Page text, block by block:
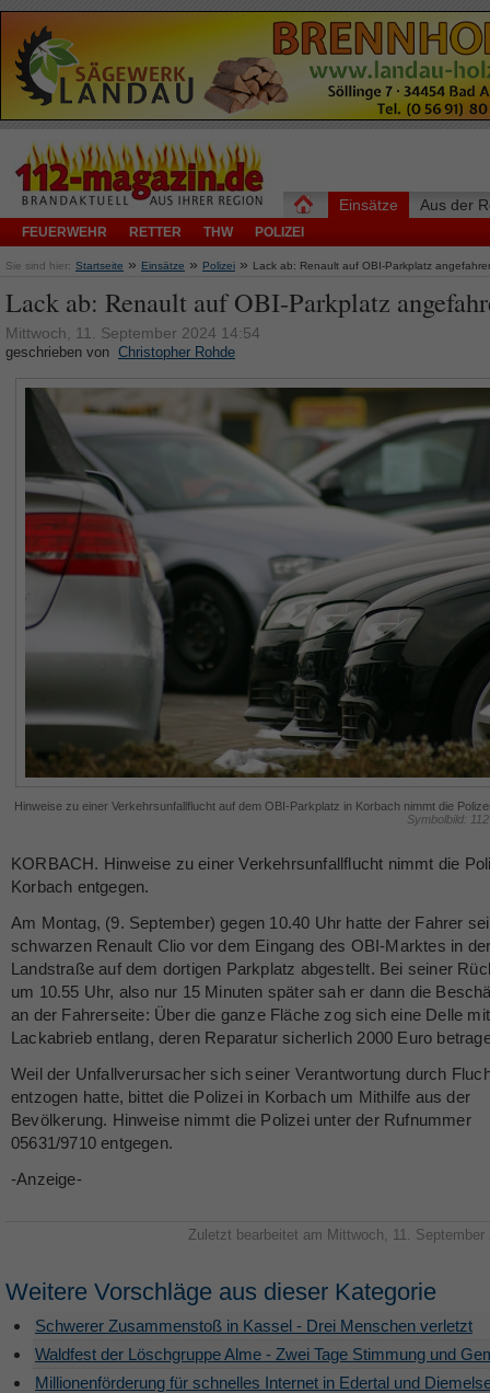
Einsätze
FEUERWEHR RETTER THW POLIZEI
Aus der
Sie sind hier: Startseite » Einsätze » Polizei » Lack ab: Renault auf OBI-Parkplatz
Lack ab: Renault auf OBI-Parkplatz
Mittwoch, 11. September 2024 14:54
geschrieben von Christopher Rohde
Hinweise zu einer Verkehrsunfallflucht auf dem OBI-Parkplatz in Korbach nimmt die
Symbolbild:
KORBACH. Hinweise zu einer Verkehrsunfallflucht nimmt die
Korbach entgegen.
Am Montag, (9. September) gegen 10.40 Uhr hatte der Fahrer
schwarzen Renault Clio vor dem Eingang des OBI-Marktes in
Landstraße auf dem dortigen Parkplatz abgestellt. Bei seiner
um 10.55 Uhr, also nur 15 Minuten später sah er dann die
an der Fahrerseite: Über die ganze Fläche zog sich eine Delle mit
Lackabrieb entlang, deren Reparatur sicherlich 2000 Euro
Weil der Unfallverursacher sich seiner Verantwortung durch
entzogen hatte, bittet die Polizei in Korbach um Mithilfe aus der
Bevölkerung. Hinweise nimmt die Polizei unter der Rufnummer
05631/9710 entgegen.
-Anzeige-
Zuletzt bearbeitet am Mittwoch, 11. September
Weitere Vorschläge aus dieser Kategorie
Schwerer Zusammenstoß in Kassel - Drei Menschen verletzt
Waldfest der Löschgruppe Alme - Zwei Tage Stimmung und
Millionenförderung für schnelles Internet in Edertal und